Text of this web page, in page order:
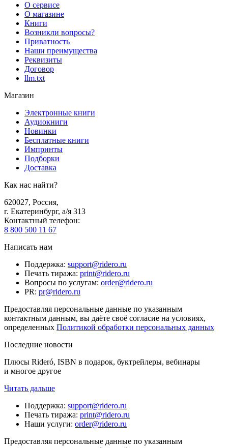
О сервисе
О магазине
Книги
Возникли вопросы?
Приватность
Наши преимущества
Реквизиты
Договор
llm.txt
Магазин
Электронные книги
Аудиокниги
Новинки
Бесплатные книги
Импринты
Подборки
Доставка
Как нас найти?
620027, Россия,
г. Екатеринбург, а/я 313
Контактный телефон:
8 800 500 11 67
Написать нам
Поддержка: support@ridero.ru
Печать тиража: print@ridero.ru
Вопросы по услугам: order@ridero.ru
PR: pr@ridero.ru
Предоставляя персональные данные по указанным
контактным данным, вы даёте своё согласие на условиях,
определенных Политикой обработки персональных данных
Последние новости
Плюсы Rideró, ISBN в подарок, буктрейлеры, вебинары
и многое другое
Читать дальше
Поддержка: support@ridero.ru
Печать тиража: print@ridero.ru
Наши услуги: order@ridero.ru
Предоставляя персональные данные по указанным